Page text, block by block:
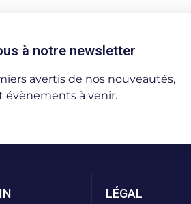
à notre newsletter
avertis de nos nouveautés,
évènements à venir.
LÉGAL